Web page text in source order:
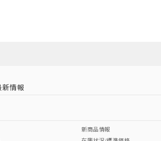
意事項・凡例
（ノルウェー
新情報
新商品情報